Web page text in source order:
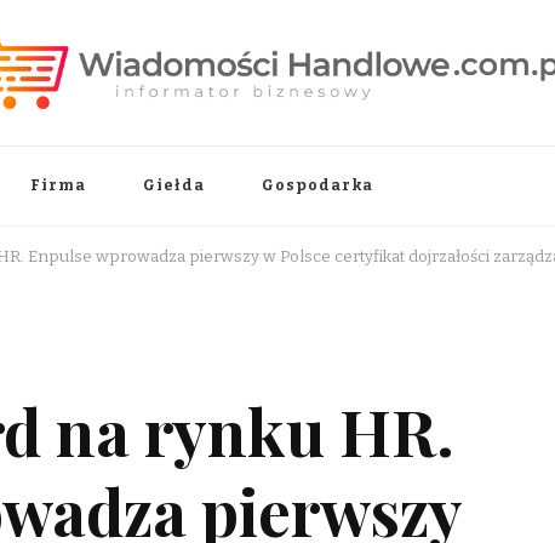
Firma Giełda Gospodarka
Enpulse wprowadza pierwszy w Polsce certyfikat dojrzałości
na rynku HR.
pierwszy